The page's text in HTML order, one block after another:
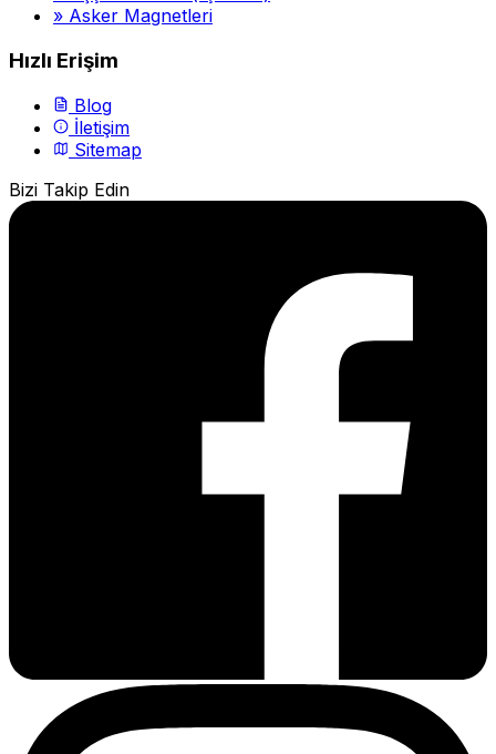
» Asker Magnetleri
Hızlı Erişim
Blog
İletişim
Sitemap
Bizi Takip Edin